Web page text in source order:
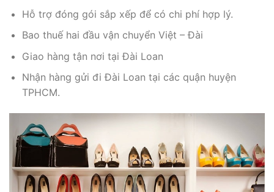
Hỗ trợ đóng gói sắp xếp để có chi phí hợp lý.
Bao thuế hai đầu vận chuyển Việt – Đài
Giao hàng tận nơi tại Đài Loan
Nhận hàng gửi đi Đài Loan tại các quận huyện
TPHCM.